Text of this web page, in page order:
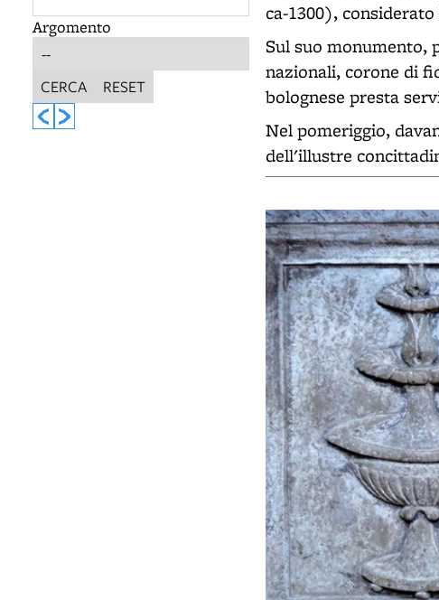
Argomento
CERCA RESET
ca-1300),
Sul suo monumento,
nazionali, corone di
bolognese presta
Nel pomeriggio,
dell'illustre